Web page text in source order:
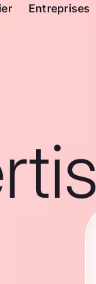
Entreprises